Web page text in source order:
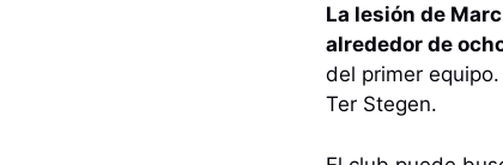
La lesión de
alrededor de
del primer
Ter Stegen.